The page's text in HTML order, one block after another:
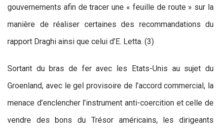
gouvernements afin de tracer une « feuille de route » sur la
manière de réaliser certaines des recommandations du
rapport Draghi ainsi que celui d’E. Letta. (3)
Sortant du bras de fer avec les Etats-Unis au sujet du
Groenland, avec le gel provisoire de l’accord commercial, la
menace d’enclencher l’instrument anti-coercition et celle de
vendre des bons du Trésor américains, les dirigeants